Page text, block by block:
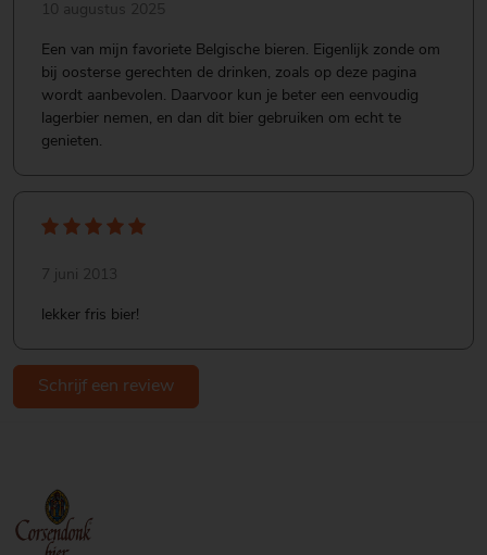
10 augustus 2025
Een van mijn favoriete Belgische bieren. Eigenlijk zonde om
bij oosterse gerechten de drinken, zoals op deze pagina
wordt aanbevolen. Daarvoor kun je beter een eenvoudig
lagerbier nemen, en dan dit bier gebruiken om echt te
genieten.
7 juni 2013
lekker fris bier!
Schrijf een review